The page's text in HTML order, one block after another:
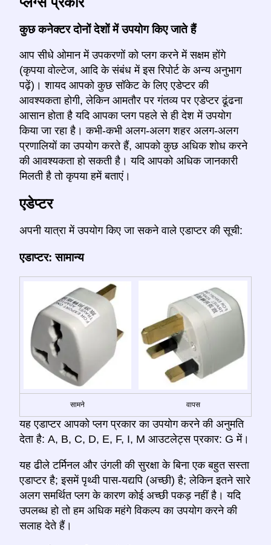
कुछ कनेक्टर दोनों देशों में उपयोग किए जाते हैं
आप सीधे ओमान में उपकरणों को प्लग करने में सक्षम होंगे
(कृपया वोल्टेज, आदि के संबंध में इस रिपोर्ट के अन्य अनुभाग
पढ़ें)। शायद आपको कुछ सॉकेट के लिए एडेप्टर की
आवश्यकता होगी, लेकिन आमतौर पर गंतव्य पर एडेप्टर ढूंढना
आसान होता है यदि आपका प्लग पहले से ही देश में उपयोग
किया जा रहा है। कभी-कभी अलग-अलग शहर अलग-अलग
प्रणालियों का उपयोग करते हैं, आपको कुछ अधिक शोध करने
की आवश्यकता हो सकती है। यदि आपको अधिक जानकारी
मिलती है तो कृपया हमें बताएं।
एडेप्टर
अपनी यात्रा में उपयोग किए जा सकने वाले एडाप्टर की सूची:
एडाप्टर: सामान्य
सामने वापस
यह एडाप्टर आपको प्लग प्रकार का उपयोग करने की अनुमति
देता है: A, B, C, D, E, F, I, M आउटलेट्स प्रकार: G में।
यह ढीले टर्मिनल और उंगली की सुरक्षा के बिना एक बहुत सस्ता
एडाप्टर है; इसमें पृथ्वी पास-यद्यपि (अच्छी) है; लेकिन इतने सारे
अलग समर्थित प्लग के कारण कोई अच्छी पकड़ नहीं है। यदि
उपलब्ध हो तो हम अधिक महंगे विकल्प का उपयोग करने की
सलाह देते हैं।